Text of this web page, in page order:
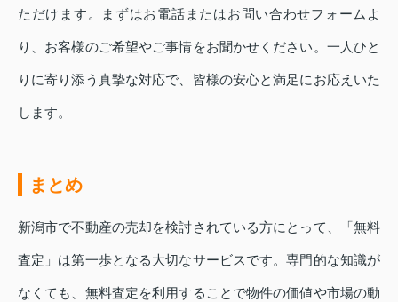
ただけます。まずはお電話またはお問い合わせフォームよ
り、お客様のご希望やご事情をお聞かせください。一人ひと
りに寄り添う真摯な対応で、皆様の安心と満足にお応えいた
します。
まとめ
新潟市で不動産の売却を検討されている方にとって、「無料
査定」は第一歩となる大切なサービスです。専門的な知識が
なくても、無料査定を利用することで物件の価値や市場の動